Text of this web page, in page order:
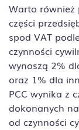
Warto również
części
spod VAT
czynności
wynoszą 2%
oraz 1% dla
PCC wynika z
dokonanych
od czynności